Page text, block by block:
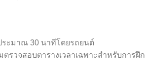
ระมาณ 30 นาทีโดยรถยนต์
รวจสอบตารางเวลาเฉพาะสำหรับการฝึก